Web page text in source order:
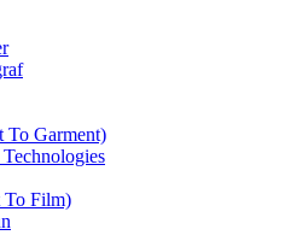
Garment)
Technologies
Film)